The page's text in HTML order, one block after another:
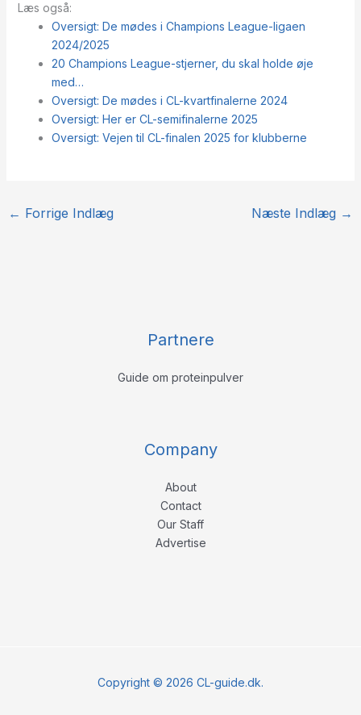
Læs også:
Oversigt: De mødes i Champions League-ligaen
2024/2025
20 Champions League-stjerner, du skal holde øje
med…
Oversigt: De mødes i CL-kvartfinalerne 2024
Oversigt: Her er CL-semifinalerne 2025
Oversigt: Vejen til CL-finalen 2025 for klubberne
← Forrige Indlæg Næste Indlæg →
Partnere
Guide om proteinpulver
Company
About
Contact
Our Staff
Advertise
Copyright © 2026 CL-guide.dk.